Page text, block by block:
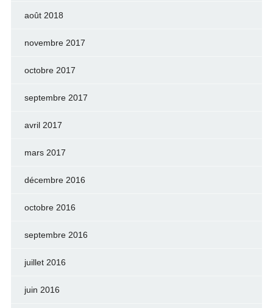
août 2018
novembre 2017
octobre 2017
septembre 2017
avril 2017
mars 2017
décembre 2016
octobre 2016
septembre 2016
juillet 2016
juin 2016